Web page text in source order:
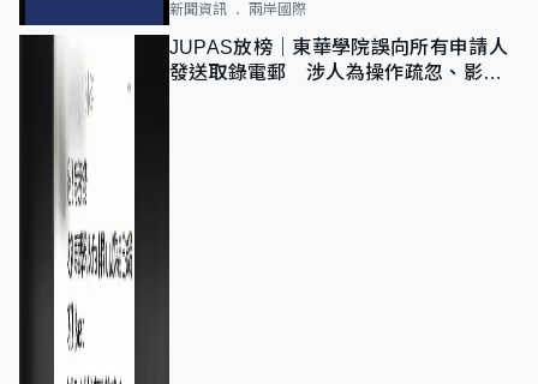
新聞資訊 兩岸國際
JUPAS放榜｜東華學院誤向所有申請人
發送取錄電郵 涉人為操作疏忽、影響